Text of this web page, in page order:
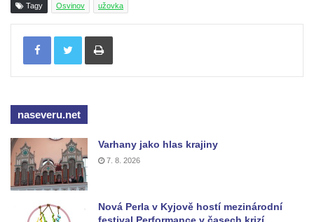
Tagy Osvinov užovka
Tisknout
naseveru.net
Varhany jako hlas krajiny
7. 8. 2026
Nová Perla v Kyjově hostí mezinárodní
festival Performance v časech krizí